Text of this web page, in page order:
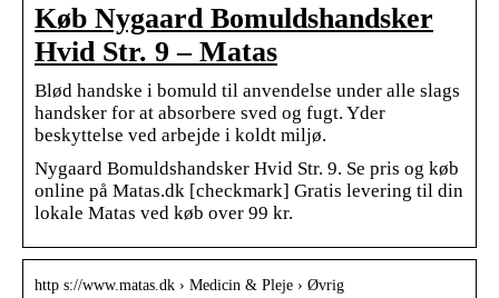
Køb Nygaard Bomuldshandsker
Hvid Str. 9 – Matas
Blød handske i bomuld til anvendelse under alle slags
handsker for at absorbere sved og fugt. Yder
beskyttelse ved arbejde i koldt miljø.
Nygaard Bomuldshandsker Hvid Str. 9. Se pris og køb
online på Matas.dk [checkmark] Gratis levering til din
lokale Matas ved køb over 99 kr.
http s://www.matas.dk › Medicin & Pleje › Øvrig